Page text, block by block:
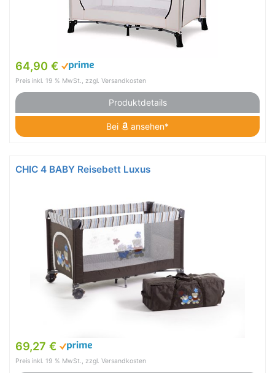
64,90 €
Preis inkl. 19 % MwSt., zzgl. Versandkosten
Produktdetails
Bei ansehen*
CHIC 4 BABY Reisebett Luxus
69,27 €
Preis inkl. 19 % MwSt., zzgl. Versandkosten